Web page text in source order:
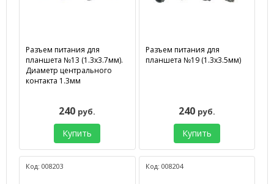
Разъем питания для
планшета №13 (1.3х3.7мм).
Диаметр центрального
контакта 1.3мм
240 руб.
Купить
Разъем питания для
планшета №19 (1.3х3.5мм)
240 руб.
Купить
Код: 008203 Код: 008204